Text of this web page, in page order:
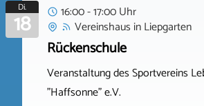
Di.
18
16:00 - 17:00 Uhr
Vereinshaus inLiepgarten
Rückenschule
Veranstaltung des Sportvereins
"Haffsonne" e.V.